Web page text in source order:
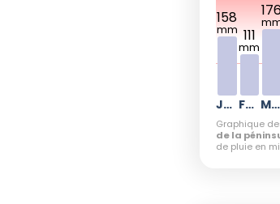
Janvier
158
mm
Février
111
mm
Mars
Graphique
de la
de pluie en